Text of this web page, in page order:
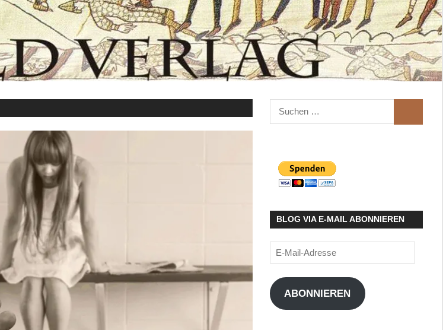
Suchen
nach:
BLOG VIA E-MAIL ABONNIEREN
E-
Mail-
Adresse
ABONNIEREN